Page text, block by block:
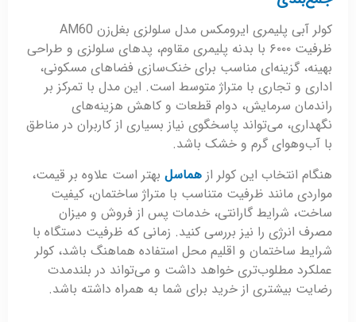
کولر آبی پلیمری ایرومکس مدل سلولزی بغل‌زن AM60
ظرفیت ۶۰۰۰ با بدنه پلیمری مقاوم، پدهای سلولزی و طراحی
بهینه، گزینه‌ای مناسب برای خنک‌سازی فضاهای مسکونی،
اداری و تجاری با متراژ متوسط است. این مدل با تمرکز بر
راندمان سرمایش، دوام قطعات و کاهش هزینه‌های
نگهداری، می‌تواند پاسخگوی نیاز بسیاری از کاربران در مناطق
با آب‌وهوای گرم و خشک باشد.
هنگام انتخاب این کولر از هماسل بهتر است علاوه بر قیمت،
مواردی مانند ظرفیت متناسب با متراژ ساختمان، کیفیت
ساخت، شرایط گارانتی، خدمات پس از فروش و میزان
مصرف انرژی را نیز بررسی کنید. زمانی که ظرفیت دستگاه با
شرایط ساختمان و اقلیم محل استفاده هماهنگ باشد، کولر
عملکرد مطلوب‌تری خواهد داشت و می‌تواند در بلندمدت
رضایت بیشتری از خرید برای شما به همراه داشته باشد.